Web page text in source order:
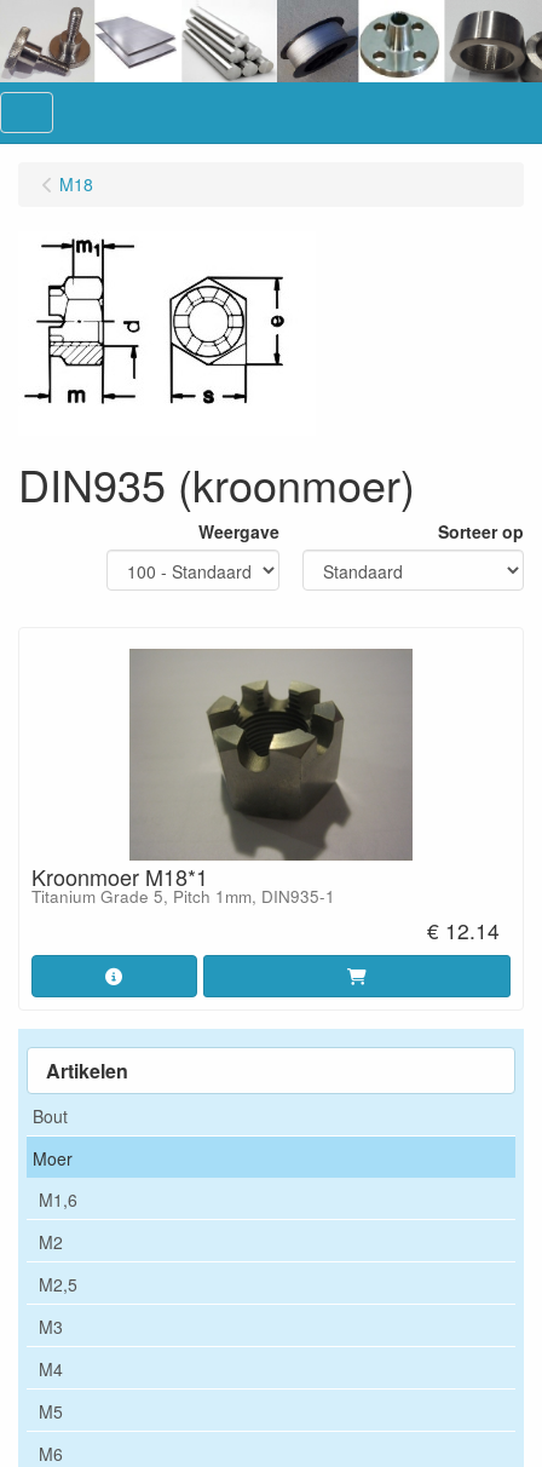
Artikelen
Bout
Moer
M1,6
M2
M2,5
M3
M4
M5
M6
M18
DIN935 (kroonmoer)
Weergave Sorteer op
Kroonmoer M18*1
Titanium Grade 5, Pitch 1mm, DIN935-1
€ 12.14